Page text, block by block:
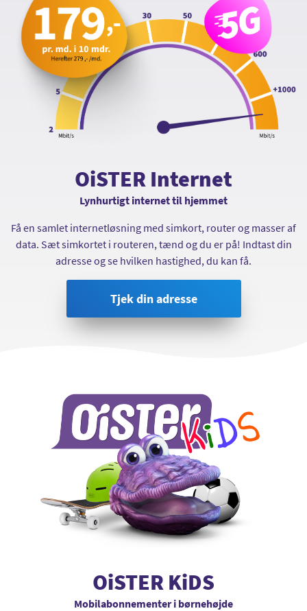
OiSTER Internet
Lynhurtigt internet til hjemmet
Få en samlet internetløsning med simkort, router og masser af
data. Sæt simkortet i routeren, tænd og du er på! Indtast din
adresse og se hvilken hastighed, du kan få.
Tjek din adresse
OiSTER KiDS
Mobilabonnementer i børnehøjde